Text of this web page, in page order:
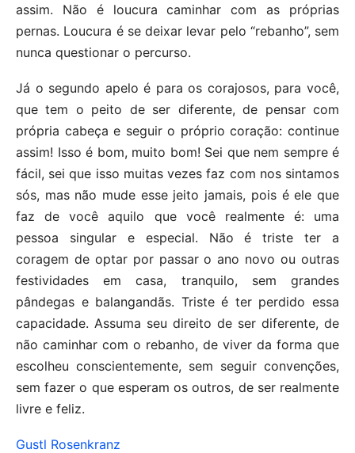
assim. Não é loucura caminhar com as próprias
pernas. Loucura é se deixar levar pelo “rebanho”, sem
nunca questionar o percurso.
Já o segundo apelo é para os corajosos, para você,
que tem o peito de ser diferente, de pensar com
própria cabeça e seguir o próprio coração: continue
assim! Isso é bom, muito bom! Sei que nem sempre é
fácil, sei que isso muitas vezes faz com nos sintamos
sós, mas não mude esse jeito jamais, pois é ele que
faz de você aquilo que você realmente é: uma
pessoa singular e especial. Não é triste ter a
coragem de optar por passar o ano novo ou outras
festividades em casa, tranquilo, sem grandes
pândegas e balangandãs. Triste é ter perdido essa
capacidade. Assuma seu direito de ser diferente, de
não caminhar com o rebanho, de viver da forma que
escolheu conscientemente, sem seguir convenções,
sem fazer o que esperam os outros, de ser realmente
livre e feliz.
Gustl Rosenkranz